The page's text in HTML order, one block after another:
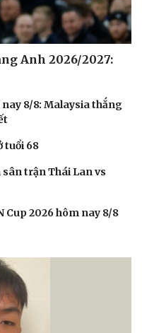
Anh 2026/2027:
nay 8/8: Malaysia thắng
tuổi 68
sân trận Thái Lan vs
Cup 2026 hôm nay 8/8